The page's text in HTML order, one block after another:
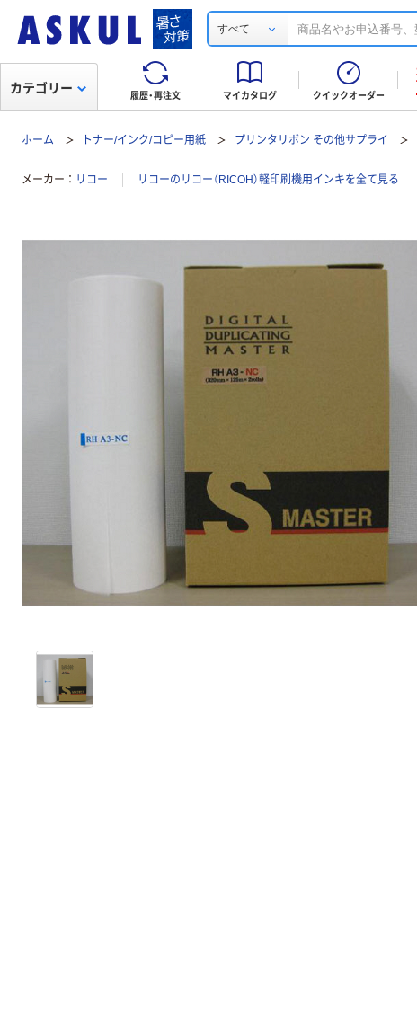
すべて
履歴・再注文 マイカタログ クイックオーダー
カテゴリー
ホーム トナー/インク/コピー用紙 プリンタリボン その他サプライ
メーカー リコー リコーのリコー（RICOH）軽印刷機用インキを全て見る